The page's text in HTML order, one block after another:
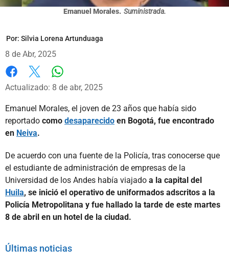
Emanuel Morales. Suministrada.
Por: Silvia Lorena Artunduaga
8 de Abr, 2025
Facebook
X
Actualizado: 8 de abr, 2025
Emanuel Morales, el joven de 23 años que había sido
reportado como desaparecido en Bogotá, fue encontrado
en Neiva.
De acuerdo con una fuente de la Policía, tras conocerse que
el estudiante de administración de empresas de la
Universidad de los Andes había viajado a la capital del
Huila, se inició el operativo de uniformados adscritos a la
Policía Metropolitana y fue hallado la tarde de este martes
8 de abril en un hotel de la ciudad.
Últimas noticias